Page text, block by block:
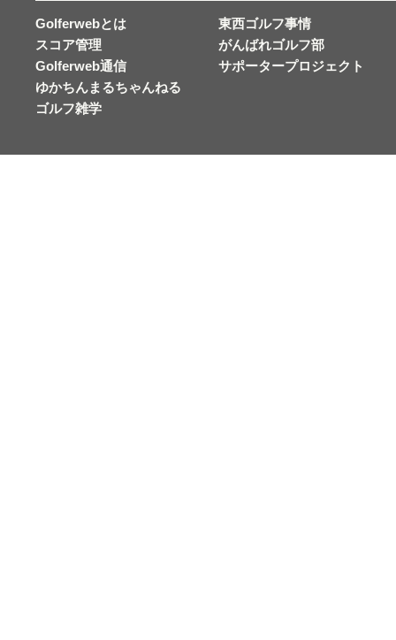
Golferwebとは
スコア管理
Golferweb通信
ゆかちんまるちゃんねる
ゴルフ雑学
東西ゴルフ事情
がんばれゴルフ部
サポータープロジェクト